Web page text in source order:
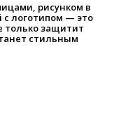
рисунком в
с логотипом — это
только защитит
стильным